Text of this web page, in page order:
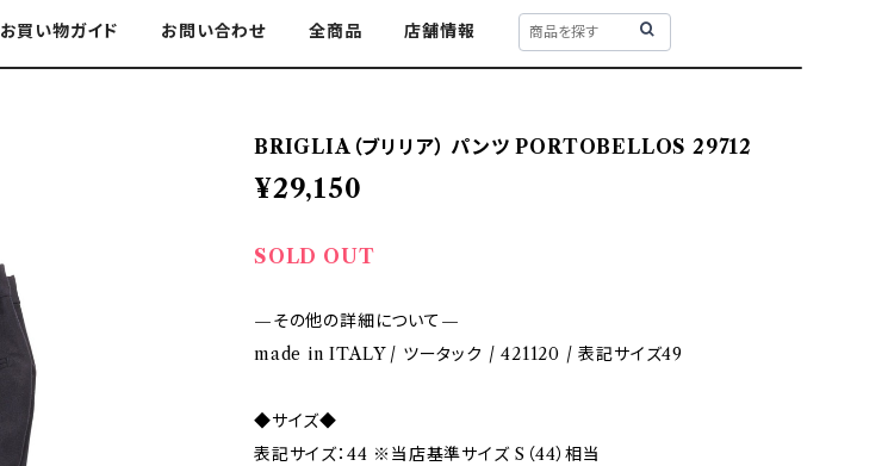
お買い物ガイド お問い合わせ 全商品 店舗情報
BRIGLIA（ブリリア） パンツ PORTOBELLOS 29712
¥29,150
SOLD OUT
—その他の詳細について—
made in ITALY / ツータック / 421120 / 表記サイズ49
◆サイズ◆
表記サイズ：44 ※当店基準サイズ S（44）相当